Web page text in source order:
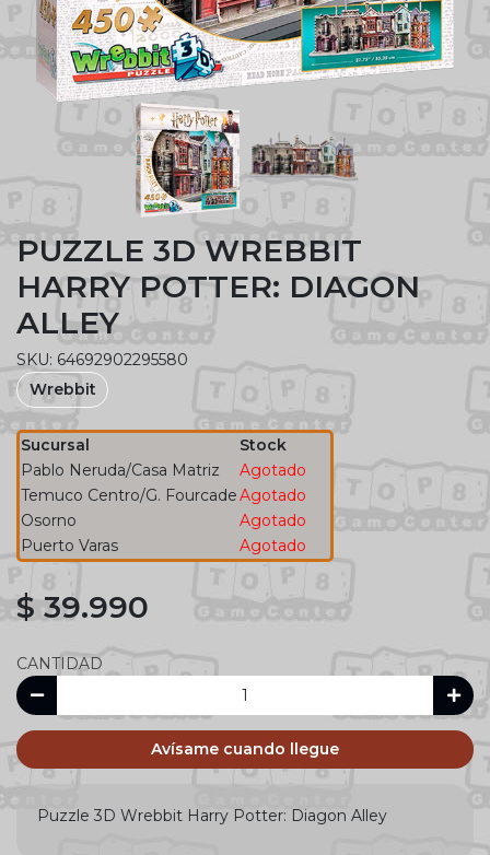
PUZZLE 3D WREBBIT
HARRY POTTER: DIAGON
ALLEY
SKU: 64692902295580
Wrebbit
Sucursal
Stock
Pablo Neruda/Casa Matriz
Agotado
Temuco Centro/G. FourcadeAgotado
Osorno
Agotado
Puerto Varas
Agotado
$ 39.990
CANTIDAD
Avísame cuando llegue
Puzzle 3D Wrebbit Harry Potter: Diagon Alley